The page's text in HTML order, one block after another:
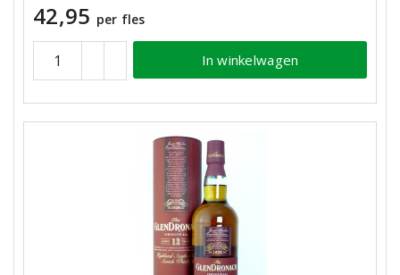
42,95 per fles
In winkelwagen